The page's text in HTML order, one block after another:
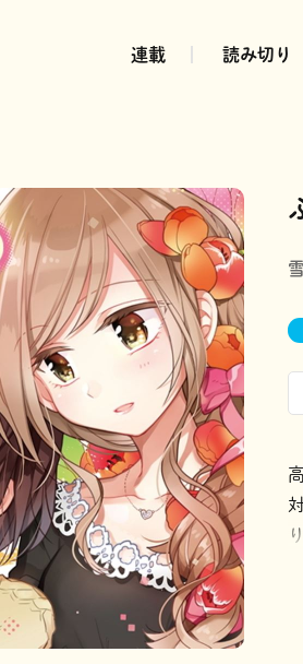
連載 読み切り